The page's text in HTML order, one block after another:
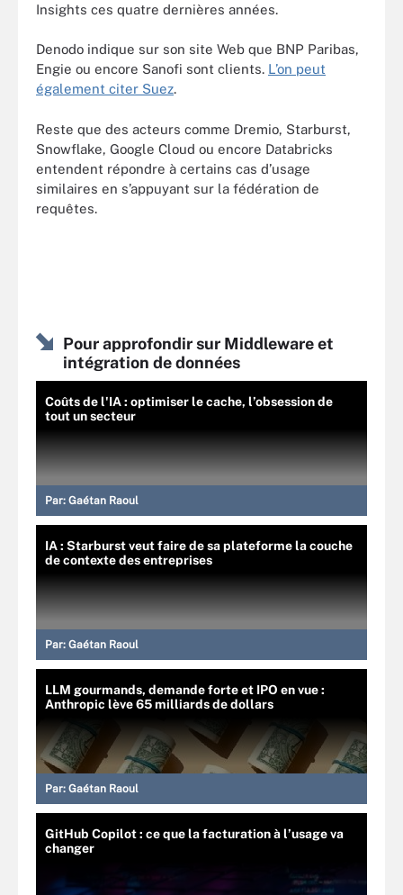
Insights ces quatre dernières années.
Denodo indique sur son site Web que BNP Paribas,
Engie ou encore Sanofi sont clients. L’on peut
également citer Suez.
Reste que des acteurs comme Dremio, Starburst,
Snowflake, Google Cloud ou encore Databricks
entendent répondre à certains cas d’usage
similaires en s’appuyant sur la fédération de
requêtes.
Pour approfondir sur Middleware et
intégration de données
Coûts de l'IA : optimiser le cache, l’obsession de
tout un secteur
Par: Gaétan Raoul
IA : Starburst veut faire de sa plateforme la couche
de contexte des entreprises
Par: Gaétan Raoul
LLM gourmands, demande forte et IPO en vue :
Anthropic lève 65 milliards de dollars
Par: Gaétan Raoul
GitHub Copilot : ce que la facturation à l’usage va
changer